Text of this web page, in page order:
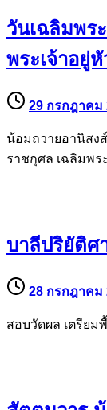
วันเฉลิมพร
พระเจ้าอยู่หั
29 กรกฎาคม
น้อมถวายอานิสง
ราชกุศล เฉลิมพร
บาลีปริยัติศ
28 กรกฎาคม
สอบวัดผล เตรียม